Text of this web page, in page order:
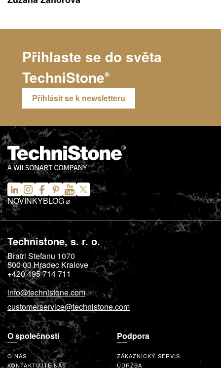
Přihlaste se do světa
TechniStone®
Přihlásit se k newsletteru
NOVINKYBLOG
Technistone, s. r. o.
Bratri Stefanu 1070
500 03Hradec Kralove
+420 495 714 711
info@technistone.com
customerservice@technistone.com
O společnosti
O NÁS
KONTAKTUJTE NÁS
Podpora
ZÁKAZNICKÝ SERVIS
ÚDRŽBA